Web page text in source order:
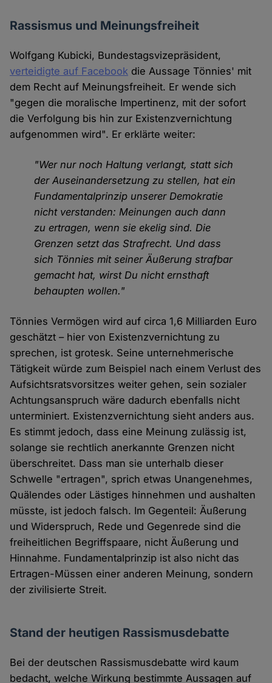
Rassismus und Meinungsfreiheit
Wolfgang Kubicki, Bundestagsvizepräsident,
verteidigte auf Facebook die Aussage Tönnies' mit
dem Recht auf Meinungsfreiheit. Er wende sich
"gegen die moralische Impertinenz, mit der sofort
die Verfolgung bis hin zur Existenzvernichtung
aufgenommen wird". Er erklärte weiter:
"Wer nur noch Haltung verlangt, statt sich
der Auseinandersetzung zu stellen, hat ein
Fundamentalprinzip unserer Demokratie
nicht verstanden: Meinungen auch dann
zu ertragen, wenn sie ekelig sind. Die
Grenzen setzt das Strafrecht. Und dass
sich Tönnies mit seiner Äußerung strafbar
gemacht hat, wirst Du nicht ernsthaft
behaupten wollen."
Tönnies Vermögen wird auf circa 1,6 Milliarden Euro
geschätzt – hier von Existenzvernichtung zu
sprechen, ist grotesk. Seine unternehmerische
Tätigkeit würde zum Beispiel nach einem Verlust des
Aufsichtsratsvorsitzes weiter gehen, sein sozialer
Achtungsanspruch wäre dadurch ebenfalls nicht
unterminiert. Existenzvernichtung sieht anders aus.
Es stimmt jedoch, dass eine Meinung zulässig ist,
solange sie rechtlich anerkannte Grenzen nicht
überschreitet. Dass man sie unterhalb dieser
Schwelle "ertragen", sprich etwas Unangenehmes,
Quälendes oder Lästiges hinnehmen und aushalten
müsste, ist jedoch falsch. Im Gegenteil: Äußerung
und Widerspruch, Rede und Gegenrede sind die
freiheitlichen Begriffspaare, nicht Äußerung und
Hinnahme. Fundamentalprinzip ist also nicht das
Ertragen-Müssen einer anderen Meinung, sondern
der zivilisierte Streit.
Stand der heutigen Rassismusdebatte
Bei der deutschen Rassismusdebatte wird kaum
bedacht, welche Wirkung bestimmte Aussagen auf